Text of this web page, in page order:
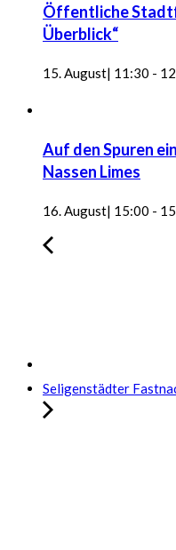
Öffentliche
Überblick“
15. August| 11:30 -
Auf den Spuren
Nassen Limes
16. August| 15:00 -
Seligenstädter